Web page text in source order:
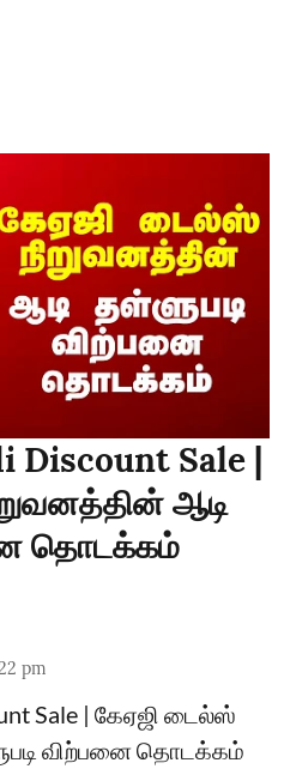
Discount Sale |
ஆடி
தொடக்கம்
pm
Sale | கேஏஜி டைல்ஸ்
விற்பனை தொடக்கம்